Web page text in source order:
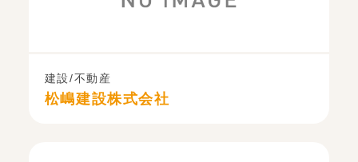
建設/不動産
松嶋建設株式会社